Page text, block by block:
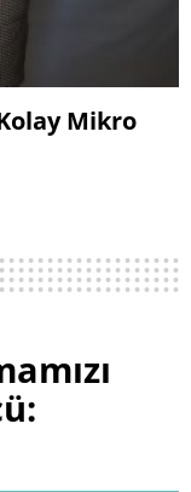
Mikro